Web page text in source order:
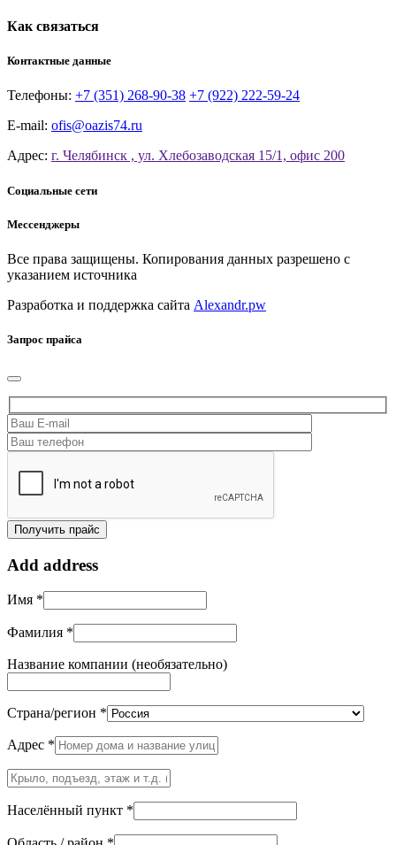
Как связаться
Контактные данные
Телефоны: +7 (351) 268-90-38 +7 (922) 222-59-24
E-mail: ofis@oazis74.ru
Адрес: г. Челябинск , ул. Хлебозаводская 15/1, офис 200
Социальные сети
Мессенджеры
Все права защищены. Копирования данных разрешено с
указанием источника
Разработка и поддержка сайта Alexandr.pw
Запрос прайса
Add address
Имя *
Фамилия *
Название компании (необязательно)
Страна/регион *
Адрес *
Крыло,
подъезд,
этаж
т.д.(необязательно)
Населённый пункт *